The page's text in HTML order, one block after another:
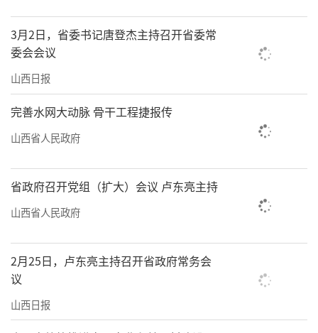
济、民宿经济、夜经济等蓬勃发展，不断探索
完善利益联结机制，乡亲们的口袋越来越鼓。
责任编辑：李梓涵
3月2日，省委书记唐登杰主持召开省委常
委会会议
山西日报
完善水网大动脉 骨干工程捷报传
山西省人民政府
省政府召开党组（扩大）会议 卢东亮主持
山西省人民政府
2月25日，卢东亮主持召开省政府常务会
议
山西日报